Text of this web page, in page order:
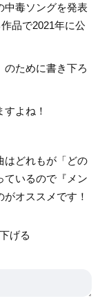
中毒ソングを発表
品で2021年に公
のために書き下ろ
よね！
はどれもが「どの
ているので『メン
オススメです！
下げる